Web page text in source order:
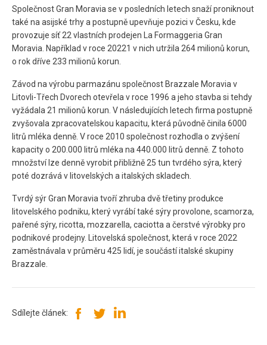
Společnost Gran Moravia se v posledních letech snaží proniknout
také na asijské trhy a postupně upevňuje pozici v Česku, kde
provozuje síť 22 vlastních prodejen La Formaggeria Gran
Moravia. Například v roce 20221 v nich utržila 264 milionů korun,
o rok dříve 233 milionů korun.
Závod na výrobu parmazánu společnost Brazzale Moravia v
Litovli-Třech Dvorech otevřela v roce 1996 a jeho stavba si tehdy
vyžádala 21 milionů korun. V následujících letech firma postupně
zvyšovala zpracovatelskou kapacitu, která původně činila 6000
litrů mléka denně. V roce 2010 společnost rozhodla o zvýšení
kapacity o 200.000 litrů mléka na 440.000 litrů denně. Z tohoto
množství lze denně vyrobit přibližně 25 tun tvrdého sýra, který
poté dozrává v litovelských a italských skladech.
Tvrdý sýr Gran Moravia tvoří zhruba dvě třetiny produkce
litovelského podniku, který vyrábí také sýry provolone, scamorza,
pařené sýry, ricotta, mozzarella, caciotta a čerstvé výrobky pro
podnikové prodejny. Litovelská společnost, která v roce 2022
zaměstnávala v průměru 425 lidí, je součástí italské skupiny
Brazzale.
Sdílejte článek: